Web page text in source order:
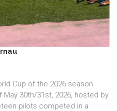
Cup of the 2026 season
30th/31st, 2026, hosted by
pilots competed in a